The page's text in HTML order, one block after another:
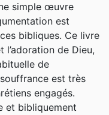
simple œuvre
est
bibliques. Ce livre
de Dieu,
de
est très
engagés.
et bibliquement